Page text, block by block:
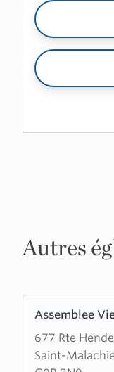
Autres
Assemblee
677 Rte
Saint-
more
about
Assemblee